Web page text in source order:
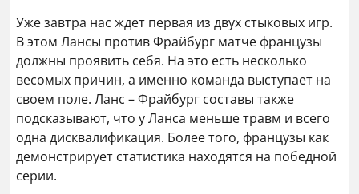
Уже завтра нас ждет первая из двух стыковых игр.
В этом Лансы против Фрайбург матче французы
должны проявить себя. На это есть несколько
весомых причин, а именно команда выступает на
своем поле. Ланс – Фрайбург составы также
подсказывают, что у Ланса меньше травм и всего
одна дисквалификация. Более того, французы как
демонстрирует статистика находятся на победной
серии.